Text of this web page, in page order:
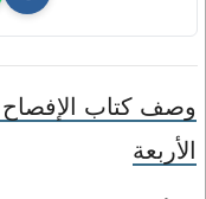
وصف كتاب
الأربعة